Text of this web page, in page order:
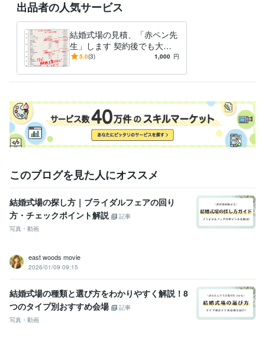
出品者の人気サービス
結婚式場の見積、「赤ペン先
生」します 契約後でも大丈
夫！値引ポイントと方法を伝
5.0(3) 1,000 円
このブログを見た人にオススメ
結婚式場の探し方｜ブライダルフェアの回り
方・チェックポイント解説
記事
写真・動画
east woods movie
2026/01/09 09:15
結婚式場の種類と選び方をわかりやすく解説！8
つのタイプ別おすすめ会場
記事
写真・動画